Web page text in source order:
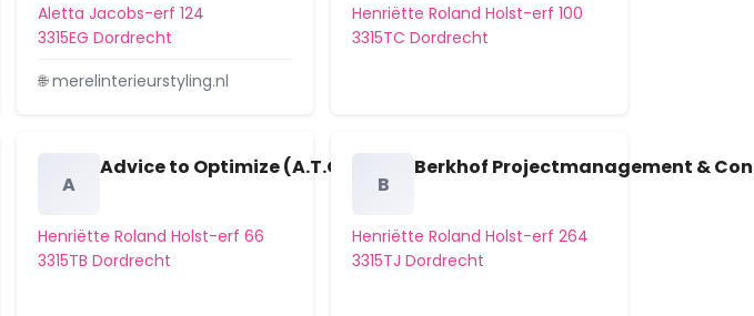
Crabbehof-Zuid
Dordtse Hout
Dordtse Kil II
Aletta Jacobs-erf 124
3315EG Dordrecht
🌐 merelinterieurstyling.nl
Henriëtte Roland Holst-erf 100
3315TC Dordrecht
A
Advice to Optimize (A.T.O.)
Henriëtte Roland Holst-erf 66
3315TB Dordrecht
B
Berkhof Projectmanagement &
Henriëtte Roland Holst-erf 264
3315TJ Dordrecht